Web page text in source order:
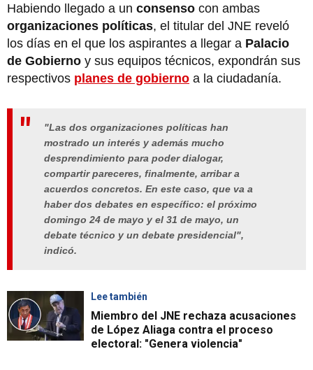
Habiendo llegado a un consenso con ambas
organizaciones políticas, el titular del JNE reveló
los días en el que los aspirantes a llegar a Palacio
de Gobierno y sus equipos técnicos, expondrán sus
respectivos planes de gobierno a la ciudadanía.
"Las dos organizaciones políticas han
mostrado un interés y además mucho
desprendimiento para poder dialogar,
compartir pareceres, finalmente, arribar a
acuerdos concretos. En este caso, que va a
haber dos debates en específico: el próximo
domingo 24 de mayo y el 31 de mayo, un
debate técnico y un debate presidencial",
indicó.
Lee también
Miembro del JNE rechaza acusaciones
de López Aliaga contra el proceso
electoral: "Genera violencia"